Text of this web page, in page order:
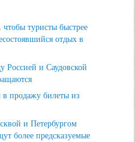
туристы быстрее
отдых в
Россией и Саудовской
в продажу билеты из
и Петербургом
более предсказуемые